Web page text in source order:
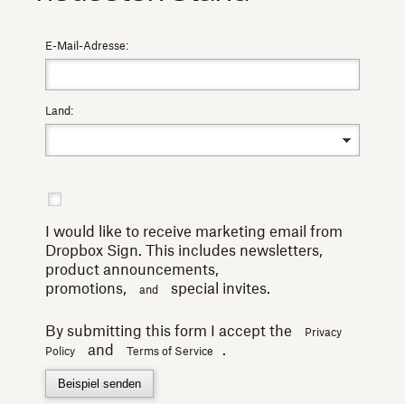
E-Mail-Adresse:
Land:
I would like to receive marketing email from
Dropbox Sign. This includes newsletters,
product announcements,
promotions,
and special invites.
By submitting this form I accept the
Privacy
Policy
and Terms of Service .
Beispiel senden